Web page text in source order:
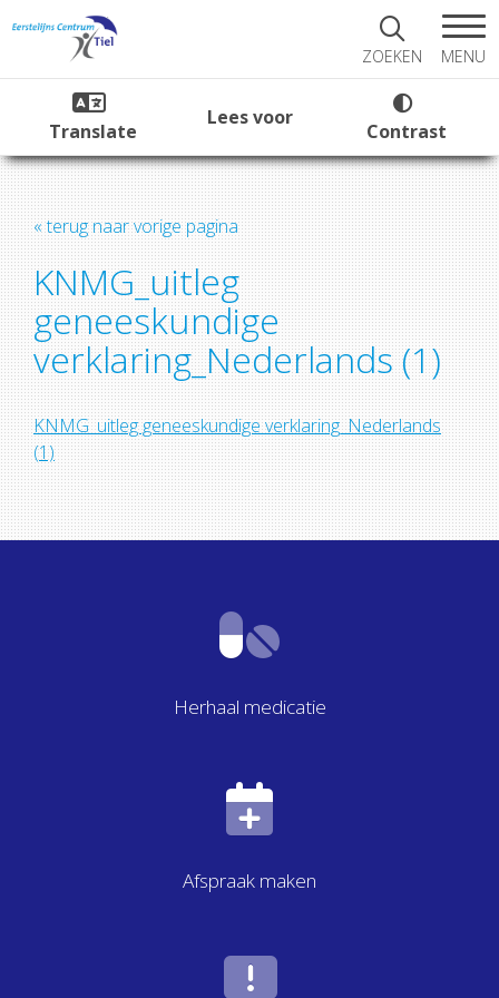
ZOEKEN MENU
Translate
Lees voor
Contrast
« terug naar vorige pagina
KNMG_uitleg
geneeskundige
verklaring_Nederlands (1)
KNMG_uitleg geneeskundige verklaring_Nederlands
(1)
Herhaal medicatie
Afspraak maken